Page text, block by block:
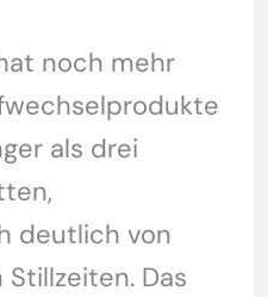
noch mehr
als drei
deutlich von
Das